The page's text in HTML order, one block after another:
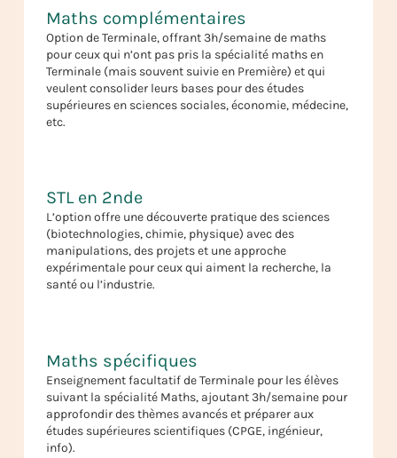
Maths complémentaires
Option de Terminale, offrant 3h/semaine de maths
pour ceux qui n’ont pas pris la spécialité maths en
Terminale (mais souvent suivie en Première) et qui
veulent consolider leurs bases pour des études
supérieures en sciences sociales, économie, médecine,
etc.
STL en 2nde
L’option offre une découverte pratique des sciences
(biotechnologies, chimie, physique) avec des
manipulations, des projets et une approche
expérimentale pour ceux qui aiment la recherche, la
santé ou l’industrie.
Maths spécifiques
Enseignement facultatif de Terminale pour les élèves
suivant la spécialité Maths, ajoutant 3h/semaine pour
approfondir des thèmes avancés et préparer aux
études supérieures scientifiques (CPGE, ingénieur,
info).